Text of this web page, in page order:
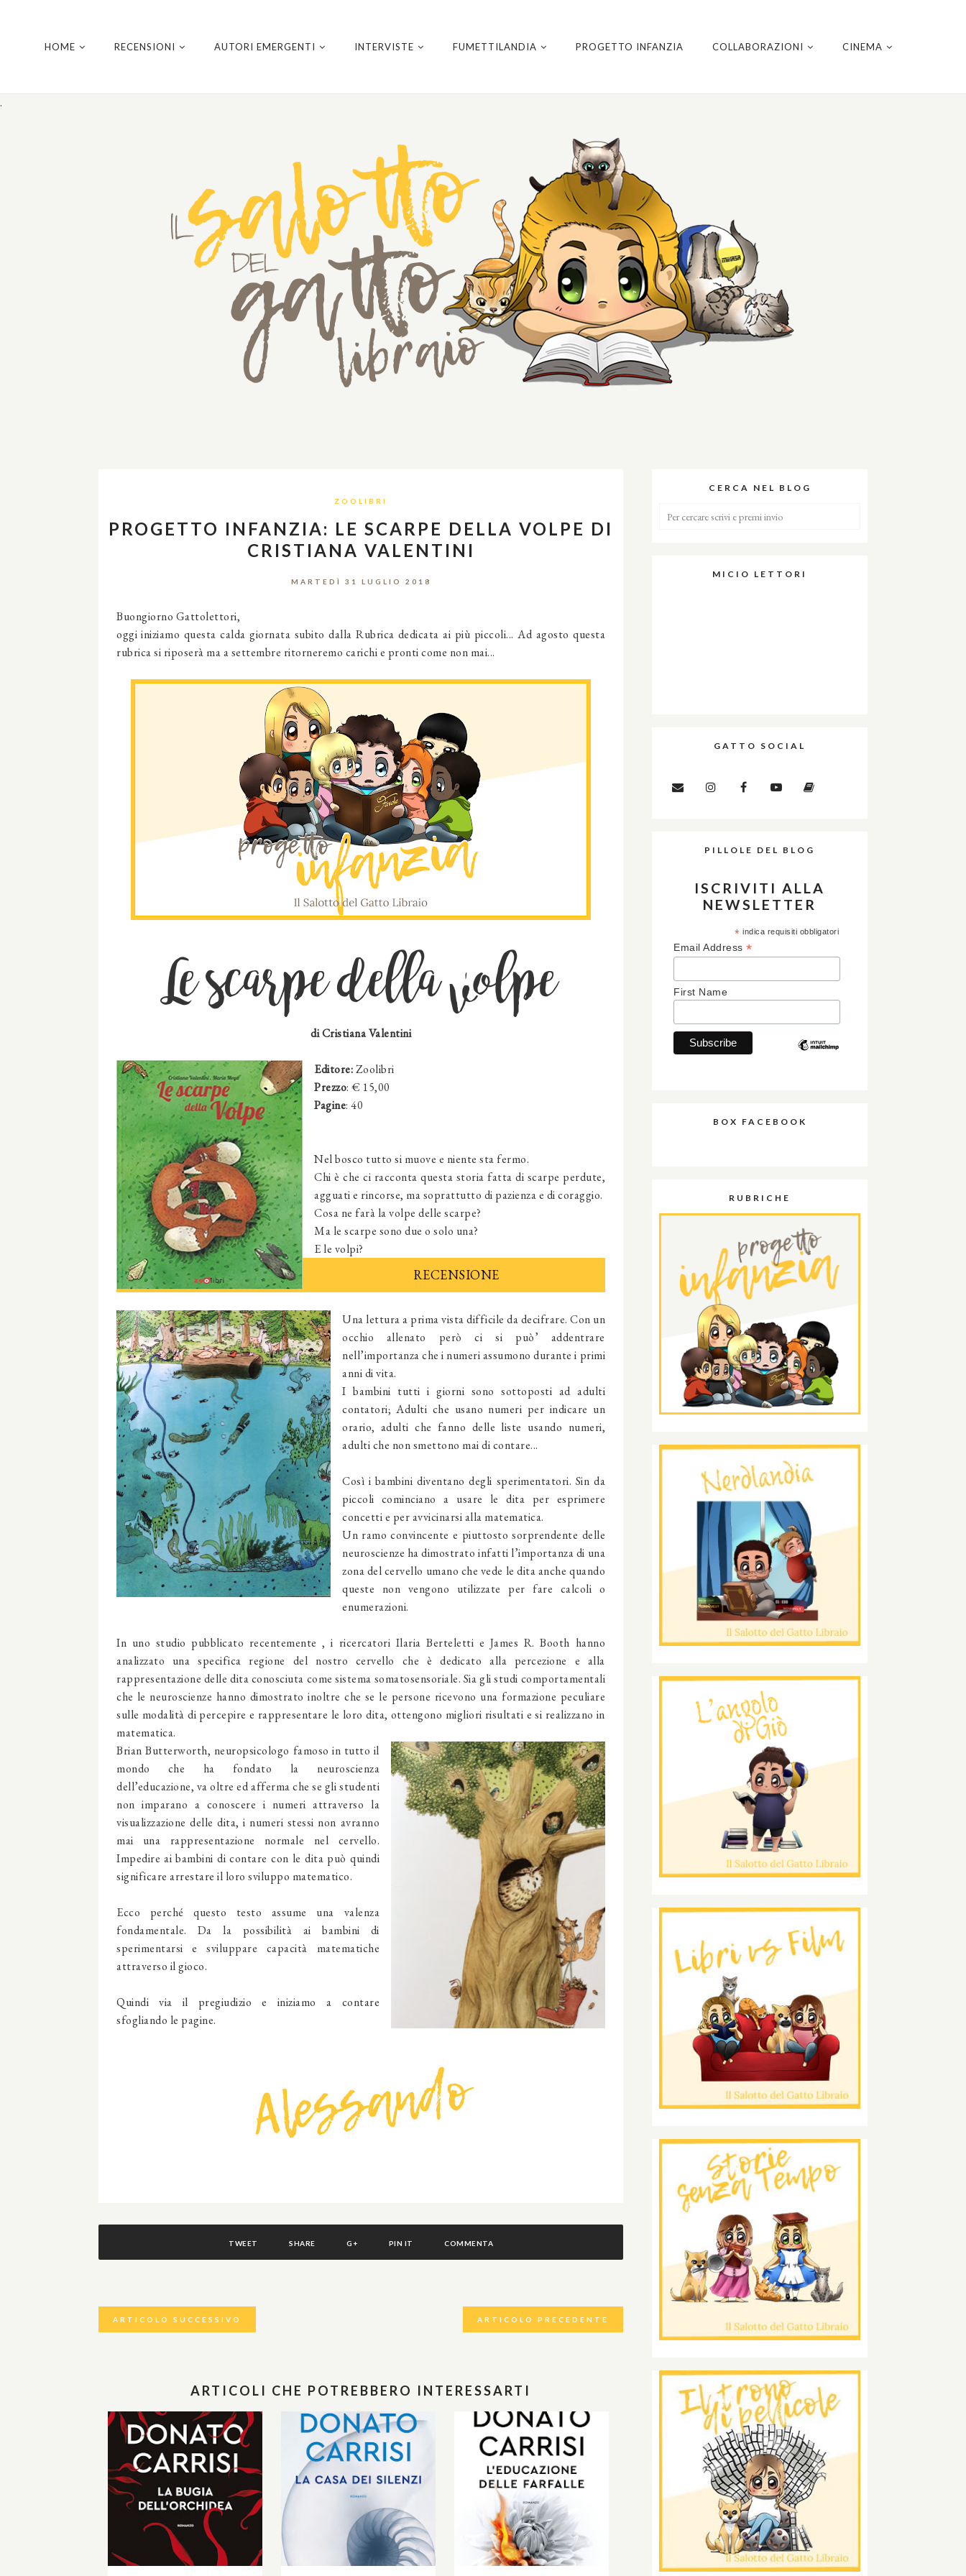
.
HOME RECENSIONI AUTORI EMERGENTI INTERVISTE FUMETTILANDIA PROGETTO INFANZIA COLLABORAZIONI CINEMA
ZOOLIBRI
PROGETTO INFANZIA: LE SCARPE DELLA VOLPE DI
CRISTIANA VALENTINI
MARTEDÌ 31 LUGLIO 2018
Buongiorno Gattolettori,
oggi iniziamo questa calda giornata subito dalla Rubrica dedicata ai più piccoli... Ad agosto questa
rubrica si riposerà ma a settembre ritorneremo carichi e pronti come non mai...
Le scarpe della volpe
di Cristiana Valentini
Editore:Zoolibri
Prezzo: € 15,00
Pagine: 40
Nel bosco tutto si muove e niente sta fermo.
Chi è che ci racconta questa storia fatta di scarpe perdute,
agguati e rincorse, ma soprattutto di pazienza e di coraggio.
Cosa ne farà la volpe delle scarpe?
Ma le scarpe sono due o solo una?
E le volpi?
RECENSIONE
Una lettura a prima vista difficile da decifrare. Con un
occhio allenato però ci si può’ addentrare
nell’importanza che i numeri assumono durante i primi
anni di vita.
I bambini tutti i giorni sono sottoposti ad adulti
contatori; Adulti che usano numeri per indicare un
orario, adulti che fanno delle liste usando numeri,
adulti che non smettono mai di contare...
Così i bambini diventano degli sperimentatori. Sin da
piccoli cominciano a usare le dita per esprimere
concetti e per avvicinarsi alla matematica.
Un ramo convincente e piuttosto sorprendente delle
neuroscienze ha dimostrato infatti l’importanza di una
zona del cervello umano che vede le dita anche quando
queste non vengono utilizzate per fare calcoli o
enumerazioni.
In uno studio pubblicato recentemente , i ricercatori Ilaria Berteletti e James R. Booth hanno
analizzato una specifica regione del nostro cervello che è dedicato alla percezione e alla
rappresentazione delle dita conosciuta come sistema somatosensoriale. Sia gli studi comportamentali
che le neuroscienze hanno dimostrato inoltre che se le persone ricevono una formazione peculiare
sulle modalità di percepire e rappresentare le loro dita, ottengono migliori risultati e si realizzano in
matematica.
Brian Butterworth, neuropsicologo famoso in tutto il
mondo che ha fondato la neuroscienza
dell’educazione, va oltre ed afferma che se gli studenti
non imparano a conoscere i numeri attraverso la
visualizzazione delle dita, i numeri stessi non avranno
mai una rappresentazione normale nel cervello.
Impedire ai bambini di contare con le dita può quindi
significare arrestare il loro sviluppo matematico.
Ecco perché questo testo assume una valenza
fondamentale. Da la possibilità ai bambini di
sperimentarsi e sviluppare capacità matematiche
attraverso il gioco.
Quindi via il pregiudizio e iniziamo a contare
sfogliando le pagine.
TWEET SHARE G+ PIN IT COMMENTA
ARTICOLO SUCCESSIVO ARTICOLO PRECEDENTE
ARTICOLI CHE POTREBBERO INTERESSARTI
CERCA NEL BLOG
MICIO LETTORI
GATTO SOCIAL
PILLOLE DEL BLOG
ISCRIVITI ALLA
NEWSLETTER
* indica requisiti obbligatori
Email Address *
First Name
BOX FACEBOOK
RUBRICHE